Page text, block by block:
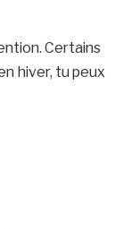
Certains
hiver, tu peux